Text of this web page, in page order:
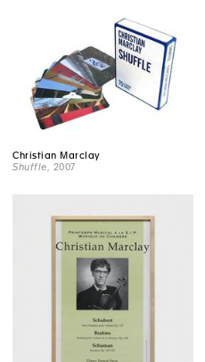
Christian Marclay
Shuffle , 2007